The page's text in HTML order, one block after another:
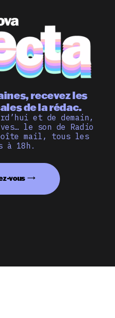
recevez les
de la rédac.
et de demain,
le son de Radio
mail, tous les
à 18h.
vous